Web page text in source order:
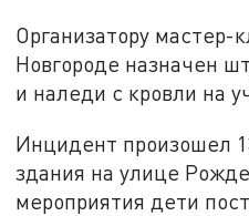
Организатору мастер-
Новгороде назначен
и наледи с кровли на
Инцидент произошел
здания на улице
мероприятия дети